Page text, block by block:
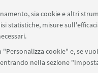
sia cookie e altri
statistiche, misure
cookie" e, se
nella sezione